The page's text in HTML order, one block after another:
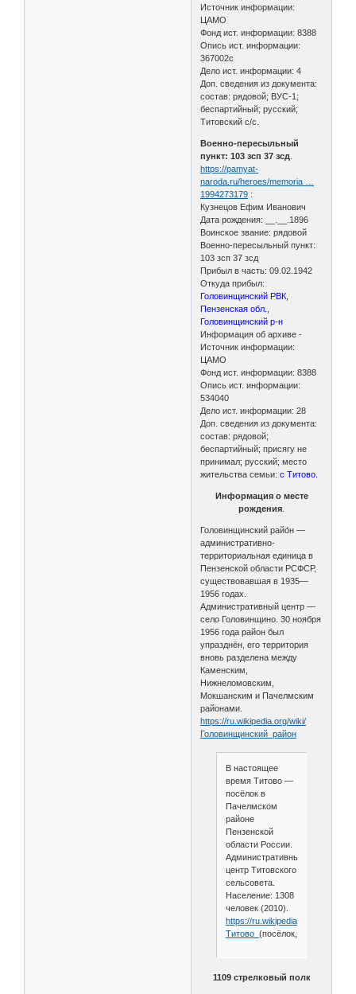
Источник информации:
ЦАМО
Фонд ист. информации: 8388
Опись ист. информации:
367002с
Дело ист. информации: 4
Доп. сведения из документа:
состав: рядовой; ВУС-1;
беспартийный; русский;
Титовский с/с.
Военно-пересыльный
пункт: 103 зсп 37 зсд
https://pamyat-
naroda.ru/heroes/memoria …
1994273179 :
Кузнецов Ефим Иванович
Дата рождения: __.__.1896
Воинское звание: рядовой
Военно-пересыльный пункт:
103 зсп 37 зсд
Прибыл в часть: 09.02.1942
Откуда прибыл:
Головинщинский РВК,
Пензенская обл.,
Головинщинский р-н
Информация об архиве -
Источник информации:
ЦАМО
Фонд ист. информации: 8388
Опись ист. информации:
534040
Дело ист. информации: 28
Доп. сведения из документа:
состав: рядовой;
беспартийный; присягу не
принимал; русский; место
жительства семьи:с Титово.
Информация о месте
рождения
Головинщинский райо́н —
административно-
территориальная единица в
Пензенской области РСФСР,
существовавшая в 1935—
1956 годах.
Административный центр —
село Головинщино. 30 ноября
1956 года район был
упразднён, его территория
вновь разделена между
Каменским,
Нижнеломовским,
Мокшанским и Пачелмским
районами.
https://ru.wikipedia.org/wiki/
Головинщинский_район
В настоящее
время Титово —
посёлок в
Пачелмском
районе
Пензенской
области России.
Административный
центр Титовского
сельсовета.
Население: 1308
человек (2010).
https://ru.wikipedia.org/wiki/
Титово_
1109 стрелковый полк